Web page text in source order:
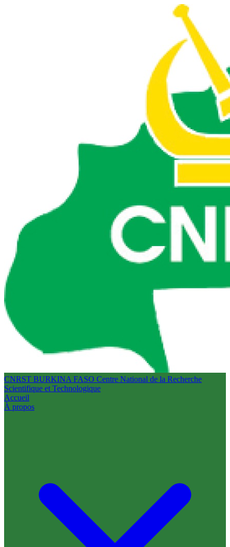
CNRST BURKINA FASO Centre National de la Recherche
Scientifique et Technologique
Accueil
À propos